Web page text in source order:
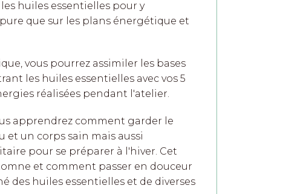
huiles essentielles pour y
que sur les plans énergétique et
vous pourrez assimiler les bases
les huiles essentielles avec vos 5
réalisées pendant l'atelier.
apprendrez comment garder le
un corps sain mais aussi
pour se préparer à l'hiver. Cet
et comment passer en douceur
des huiles essentielles et de diverses